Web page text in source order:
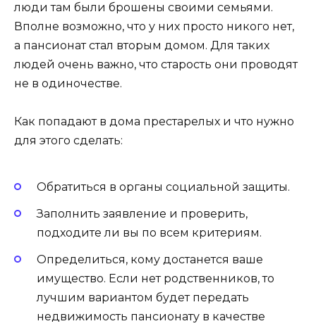
люди там были брошены своими семьями.
Вполне возможно, что у них просто никого нет,
а пансионат стал вторым домом. Для таких
людей очень важно, что старость они проводят
не в одиночестве.
Как попадают в дома престарелых и что нужно
для этого сделать:
Обратиться в органы социальной защиты.
Заполнить заявление и проверить,
подходите ли вы по всем критериям.
Определиться, кому достанется ваше
имущество. Если нет родственников, то
лучшим вариантом будет передать
недвижимость пансионату в качестве